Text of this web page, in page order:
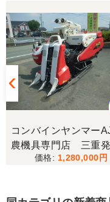
コンバインヤンマー
農機具専門店 三重
備済み
1,280,000